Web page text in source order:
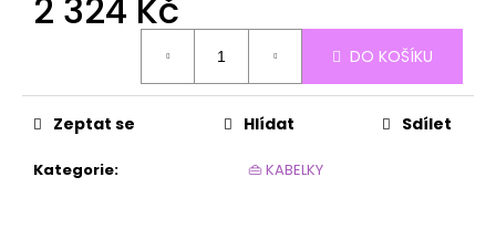
2 324 Kč
DO KOŠÍKU
Kategorie: 👜 KABELKY
Zeptat se Hlídat Sdílet
u
e
m
e